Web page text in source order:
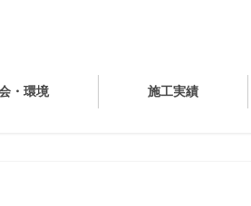
・環境 施工実績